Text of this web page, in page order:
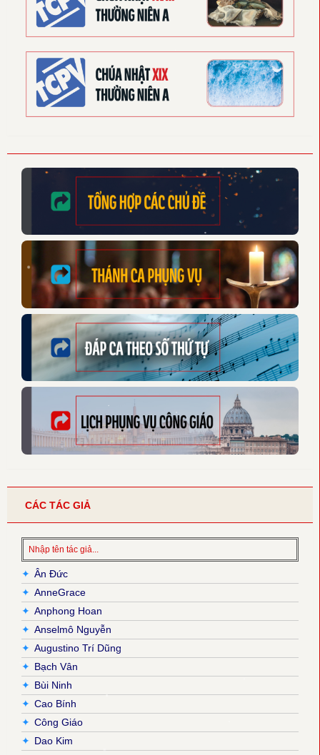
CÁC TÁC GIẢ
✦ Ân Đức
✦ AnneGrace
✦ Anphong Hoan
✦ Anselmô Nguyễn
✦ Augustino Trí Dũng
✦ Bạch Vân
✦ Bùi Ninh
✦ Cao Bính
✦ Công Giáo
✦ Dao Kim